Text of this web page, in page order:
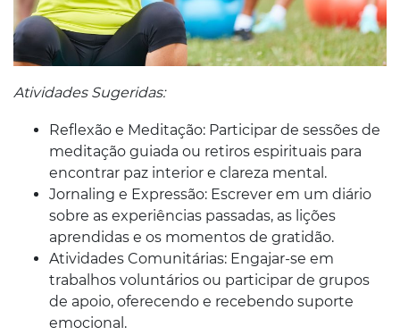
Atividades Sugeridas:
Reflexão e Meditação: Participar de sessões de
meditação guiada ou retiros espirituais para
encontrar paz interior e clareza mental.
Jornaling e Expressão: Escrever em um diário
sobre as experiências passadas, as lições
aprendidas e os momentos de gratidão.
Atividades Comunitárias: Engajar-se em
trabalhos voluntários ou participar de grupos
de apoio, oferecendo e recebendo suporte
emocional.